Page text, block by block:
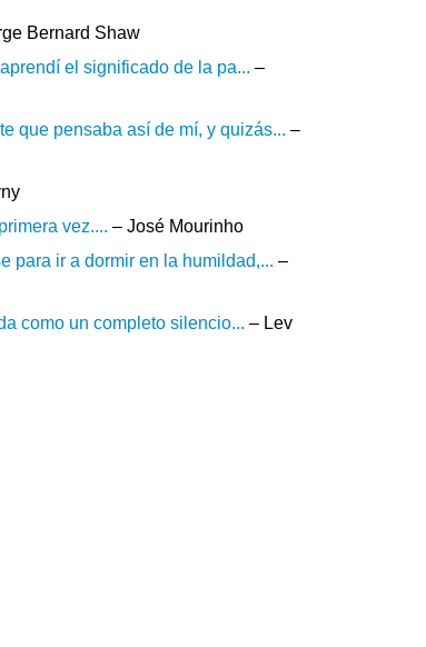
Bernard Shaw
el significado de la pa... –
que pensaba así de mí, y quizás... –
vez.... – José Mourinho
para ir a dormir en la humildad,... –
como un completo silencio... – Lev